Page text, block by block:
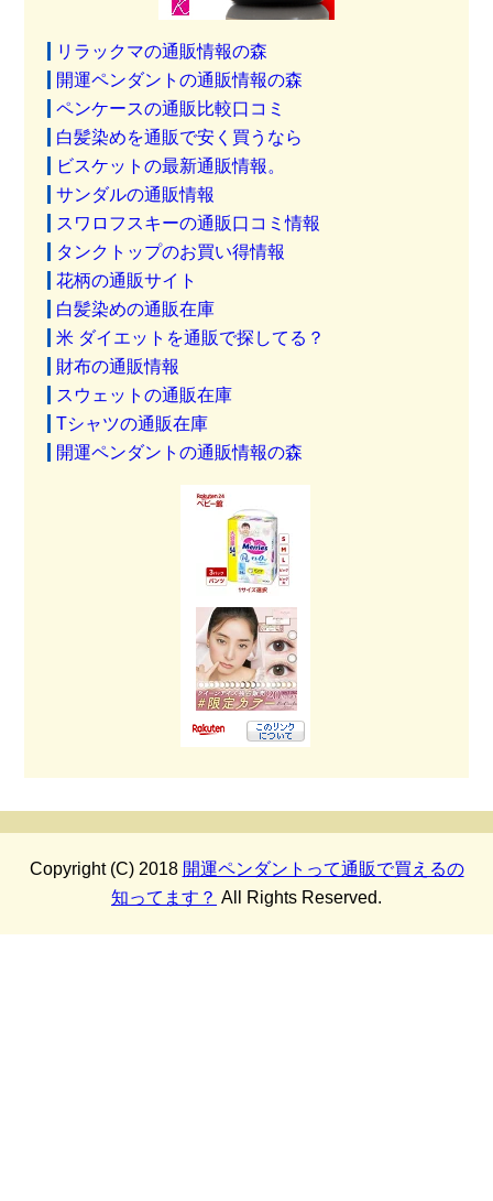
リラックマの通販情報の森
開運ペンダントの通販情報の森
ペンケースの通販比較口コミ
白髪染めを通販で安く買うなら
ビスケットの最新通販情報。
サンダルの通販情報
スワロフスキーの通販口コミ情報
タンクトップのお買い得情報
花柄の通販サイト
白髪染めの通販在庫
米 ダイエットを通販で探してる？
財布の通販情報
スウェットの通販在庫
Tシャツの通販在庫
開運ペンダントの通販情報の森
Copyright (C) 2018 開運ペンダントって通販で買えるの
知ってます？ All Rights Reserved.